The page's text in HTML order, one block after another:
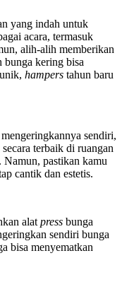
yang indah untuk
acara, termasuk
alih-alih memberikan
bunga kering bisa
hampers tahun baru
sendiri,
terbaik di ruangan
Namun, pastikan kamu
cantik dan estetis.
alat press bunga
sendiri bunga
bisa menyematkan